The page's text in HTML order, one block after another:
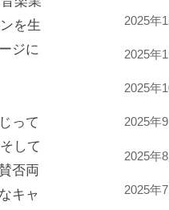
を生
ジに
って
して
否両
キャ
2025年
2025年
2025年
2025年9
2025年8
2025年7